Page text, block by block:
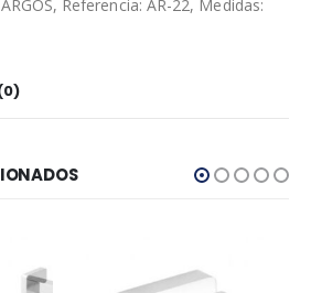
Referencia: AR-22, Medidas: